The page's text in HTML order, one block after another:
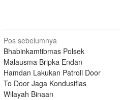
Navigasi
pos
Pos sebelumnya
Bhabinkamtibmas Polsek
Malausma Bripka Endan
Hamdan Lakukan Patroli Door
To Door Jaga Kondusifias
Wilayah Binaan